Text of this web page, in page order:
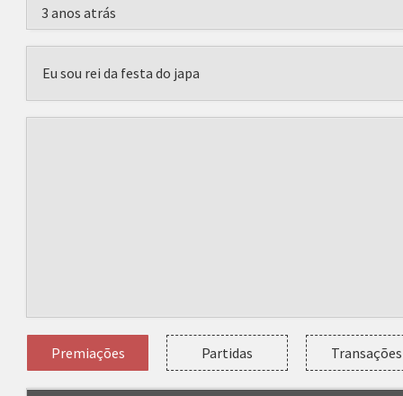
3 anos atrás
Eu sou rei da festa do japa
Premiações Partidas Transações